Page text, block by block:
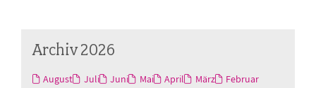
Archiv 2026
August Juli Juni Mai April März
Februar